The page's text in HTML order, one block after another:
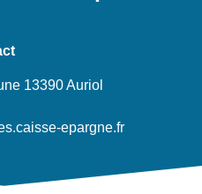
13390 Auriol
epargne.fr